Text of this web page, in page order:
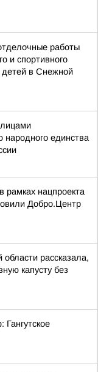
работы
и спортивного
детей в Снежной
единства
рамках нацпроекта
Добро.Центр
рассказала,
капусту без